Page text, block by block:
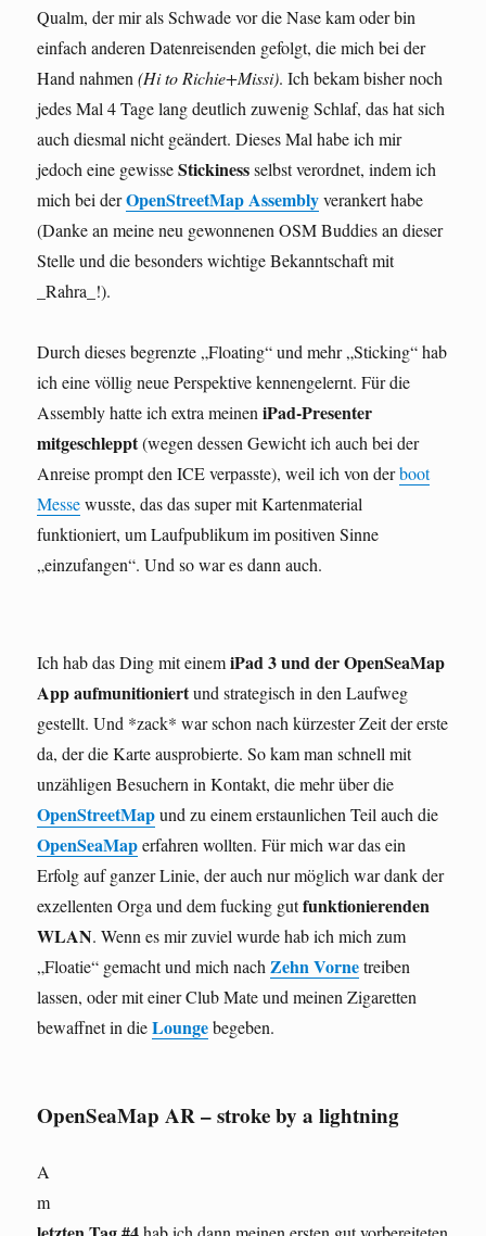
Qualm, der mir als Schwade vor die Nase kam oder bin
einfach anderen Datenreisenden gefolgt, die mich bei der
Hand nahmen(Hi to Richie+Missi). Ich bekam bisher noch
jedes Mal 4 Tage lang deutlich zuwenig Schlaf, das hat sich
auch diesmal nicht geändert. Dieses Mal habe ich mir
jedoch eine gewisseStickinessselbst verordnet, indem ich
mich bei derOpenStreetMap Assemblyverankert habe
(Danke an meine neu gewonnenen OSM Buddies an dieser
Stelle und die besonders wichtige Bekanntschaft mit
_Rahra_!).
Durch dieses begrenzte „Floating“ und mehr „Sticking“ hab
ich eine völlig neue Perspektive kennengelernt. Für die
Assembly hatte ich extra meineniPad-Presenter
mitgeschleppt(wegen dessen Gewicht ich auch bei der
Anreise prompt den ICE verpasste), weil ich von derboot
Messewusste, das das super mit Kartenmaterial
funktioniert, um Laufpublikum im positiven Sinne
„einzufangen“. Und so war es dann auch.
Ich hab das Ding mit einemiPad 3 und der OpenSeaMap
App aufmunitioniertund strategisch in den Laufweg
gestellt. Und *zack* war schon nach kürzester Zeit der erste
da, der die Karte ausprobierte. So kam man schnell mit
unzähligen Besuchern in Kontakt, die mehr über die
OpenStreetMapund zu einem erstaunlichen Teil auch die
OpenSeaMaperfahren wollten. Für mich war das ein
Erfolg auf ganzer Linie, der auch nur möglich war dank der
exzellenten Orga und dem fucking gutfunktionierenden
WLAN. Wenn es mir zuviel wurde hab ich mich zum
„Floatie“ gemacht und mich nach Zehn Vornetreiben
lassen, oder mit einer Club Mate und meinen Zigaretten
bewaffnet in dieLoungebegeben.
OpenSeaMap AR – stroke by a lightning
A
m